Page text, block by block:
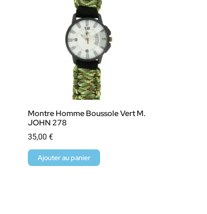
Montre Homme Boussole Vert M.
JOHN 278
35,00 €
Ajouter au panier